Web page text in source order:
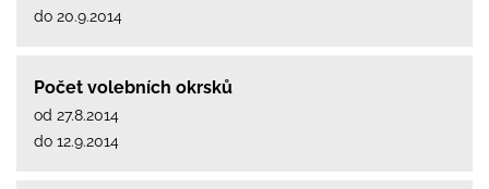
do 20.9.2014
Počet volebních okrsků
od 27.8.2014
do 12.9.2014